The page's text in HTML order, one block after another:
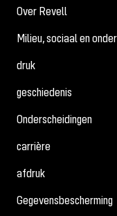
Over Revell
Milieu, sociaal en
druk
geschiedenis
Onderscheidingen
carrière
afdruk
Gegevensbescherming